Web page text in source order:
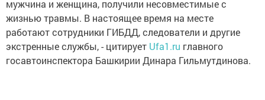
мужчина и женщина, получили несовместимые с
жизнью травмы. В настоящее время на месте
работают сотрудники ГИБДД, следователи и другие
экстренные службы, - цитирует Ufa1.ru главного
госавтоинспектора Башкирии Динара Гильмутдинова.